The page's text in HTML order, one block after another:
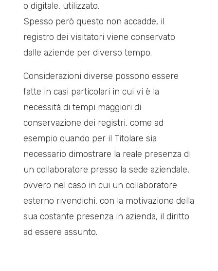
o digitale, utilizzato.
Spesso però questo non accadde, il
registro dei visitatori viene conservato
dalle aziende per diverso tempo.
Considerazioni diverse possono essere
fatte in casi particolari in cui vi è la
necessità di tempi maggiori di
conservazione dei registri, come ad
esempio quando per il Titolare sia
necessario dimostrare la reale presenza di
un collaboratore presso la sede aziendale,
ovvero nel caso in cui un collaboratore
esterno rivendichi, con la motivazione della
sua costante presenza in azienda, il diritto
ad essere assunto.